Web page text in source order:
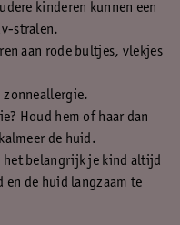
kinderen kunnen een
stralen.
aan rode bultjes, vlekjes
zonneallergie.
Houd hem of haar dan
de huid.
het belangrijk je kind altijd
en de huid langzaam te